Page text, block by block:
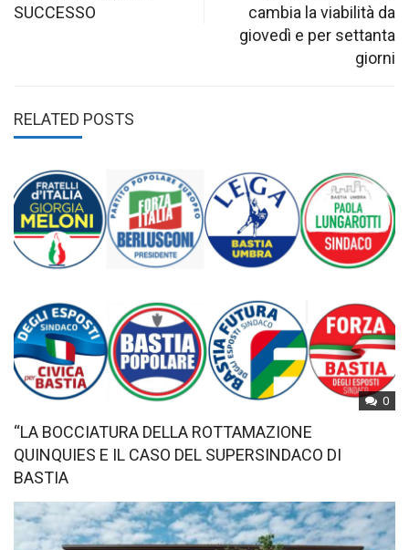
SUCCESSO
cambia la viabilità da
giovedì e per settanta
giorni
RELATED POSTS
0
“LA BOCCIATURA DELLA ROTTAMAZIONE
QUINQUIES E IL CASO DEL SUPERSINDACO DI
BASTIA